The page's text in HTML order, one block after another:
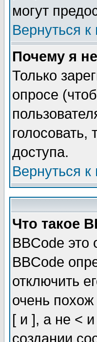
могут
Вернуться к
Почему я
Только
опросе
голосовать,
доступа.
Вернуться к
Что такое
BBCode это
BBCode
отключить
очень
[ и ], а не <
создании